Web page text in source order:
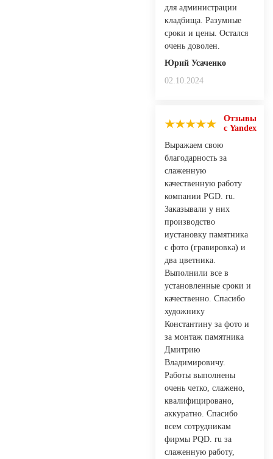
для администрации
кладбища. Разумные
сроки и цены. Остался
очень доволен.
Юрий Усаченко
02.10.2024
Отзывы
с Yandex
Выражаем свою
благодарность за
слаженную
качественную работу
компании PGD. ru.
Заказывали у них
производство
иустановку памятника
с фото (гравировка) и
два цветника.
Выполнили все в
установленные сроки и
качественно. Спасибо
художнику
Константину за фото и
за монтаж памятника
Дмитрию
Владимировичу.
Работы выполнены
очень четко, слажено,
квалифицировано,
аккуратно. Спасибо
всем сотрудникам
фирмы PQD. ru за
слаженную работу,